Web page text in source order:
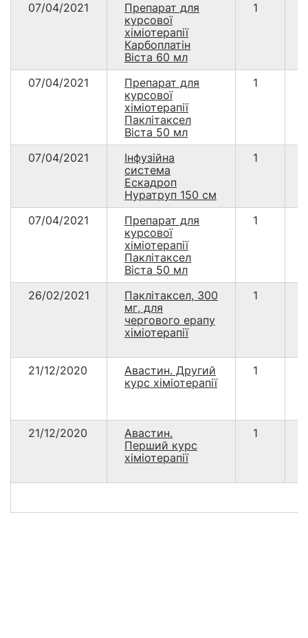
07/04/2021
Препарат для
курсової
хіміотерапії
Карбоплатін
Віста 60 мл
1
07/04/2021
Препарат для
курсової
хіміотерапії
Паклітаксел
Віста 50 мл
1
07/04/2021
Інфузійна
система
Ескадроп
Нуратруп 150 см
1
07/04/2021
Препарат для
курсової
хіміотерапії
Паклітаксел
Віста 50 мл
1
26/02/2021
Паклітаксел, 300
мг, для
чергового ерапу
хіміотерапії
1
21/12/2020
Авастин. Другий
курс хіміотерапії
1
21/12/2020
Авастин.
Перший курс
хіміотерапії
1